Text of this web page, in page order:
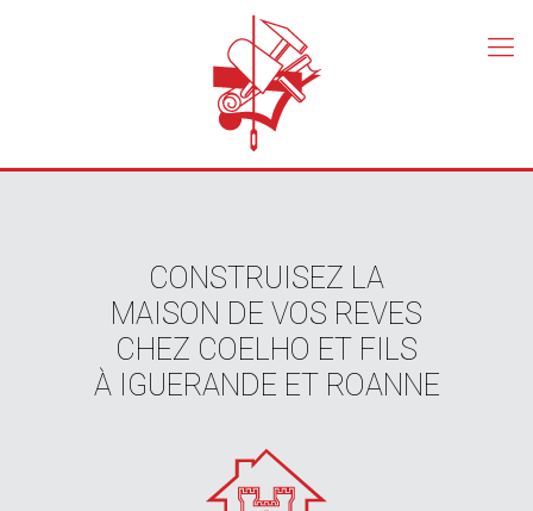
CONSTRUISEZ LA
MAISON DE VOS REVES
CHEZ COELHO ET FILS
À IGUERANDE ET ROANNE